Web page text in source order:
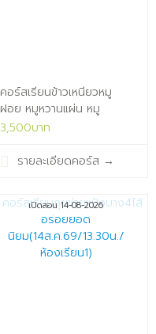
คอร์สเรียนข้าวเหนียวหมู
ฝอย หมูหวานแผ่น หมู
สวรรค์ หมูแดดเดียว สูตร
อาชีพ(13ส.ค.69/13.30น./
3,500บาท
รายละเอียดคอร์ส →
เปิดสอน 14-08-2026